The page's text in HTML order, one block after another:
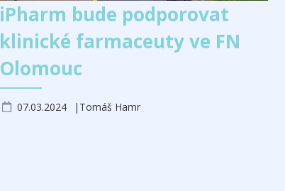
iPharm bude podporovat
klinické farmaceuty ve FN
Olomouc
07.03.2024 Tomáš Hamr